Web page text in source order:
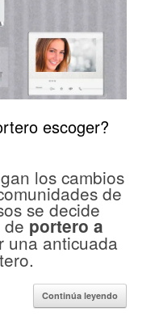
escoger?
los cambios
de
se decide
portero a
una anticuada
Continúa leyendo